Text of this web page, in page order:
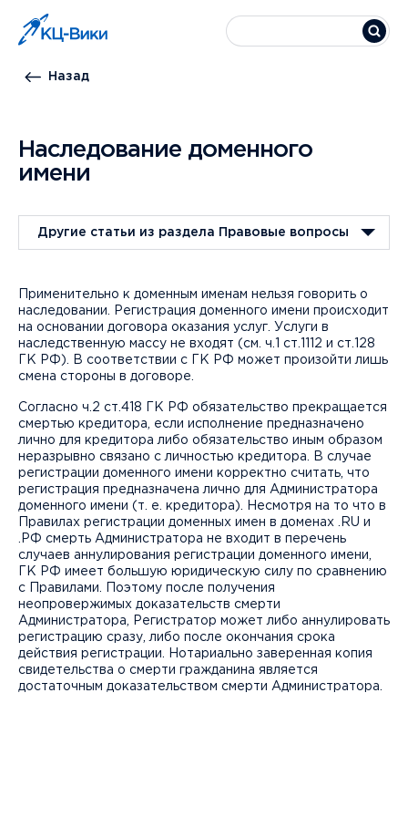
Назад
Наследование доменного
имени
Другие статьи из раздела Правовые вопросы
Применительно к доменным именам нельзя говорить о
наследовании. Регистрация доменного имени происходит
на основании договора оказания услуг. Услуги в
наследственную массу не входят (см. ч.1 ст.1112 и ст.128
ГК РФ). В соответствии с ГК РФ может произойти лишь
смена стороны в договоре.
Согласно ч.2 ст.418 ГК РФ обязательство прекращается
смертью кредитора, если исполнение предназначено
лично для кредитора либо обязательство иным образом
неразрывно связано с личностью кредитора. В случае
регистрации доменного имени корректно считать, что
регистрация предназначена лично для Администратора
доменного имени (т. е. кредитора). Несмотря на то что в
Правилах регистрации доменных имен в доменах .RU и
.РФ смерть Администратора не входит в перечень
случаев аннулирования регистрации доменного имени,
ГК РФ имеет большую юридическую силу по сравнению
с Правилами. Поэтому после получения
неопровержимых доказательств смерти
Администратора, Регистратор может либо аннулировать
регистрацию сразу, либо после окончания срока
действия регистрации. Нотариально заверенная копия
свидетельства о смерти гражданина является
достаточным доказательством смерти Администратора.